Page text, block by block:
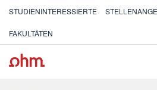
STUDIENINTERESSIERTE
FAKULTÄTEN